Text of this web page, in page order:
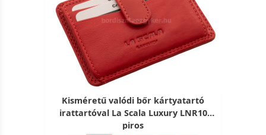
Kisméretű valódi bőr kártyatartó
irattartóval La Scala Luxury LNR10
piros